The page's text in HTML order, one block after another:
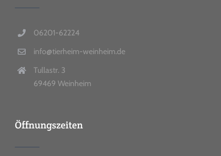
06201-62224
info@tierheim-weinheim.de
Tullastr. 3
69469 Weinheim
Öffnungszeiten